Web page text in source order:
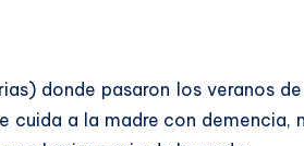
donde pasaron los veranos
cuida a la madre con